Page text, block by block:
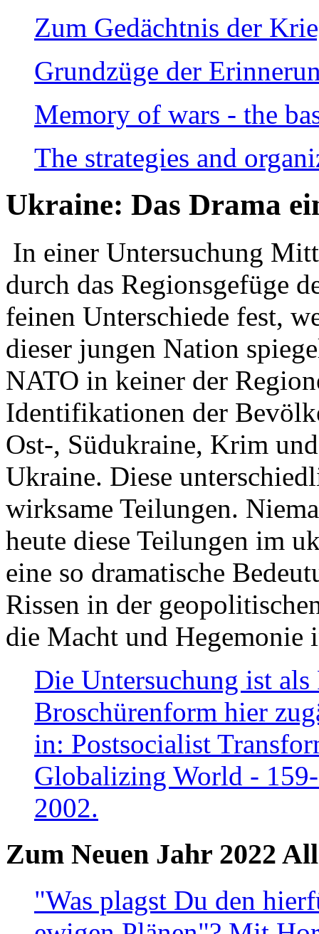
Zum Gedächtnis der
Grundzüge der
Memory of wars - the
The strategies and
Ukraine: Das Drama
In einer Untersuchung
durch das Regionsgefüge
feinen Unterschiede fest,
dieser jungen Nation
NATO in keiner der
Identifikationen der
Ost-, Südukraine, Krim
Ukraine. Diese
wirksame Teilungen.
heute diese Teilungen im
eine so dramatische
Rissen in der
die Macht und Hegemonie
Die Untersuchung ist
Broschürenform hier
in: Postsocialist
Globalizing World -
2002.
Zum Neuen Jahr 2022
"Was plagst Du den